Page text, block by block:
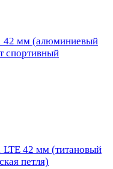
42 мм (алюминиевый
спортивный
42 мм (титановый
петля)